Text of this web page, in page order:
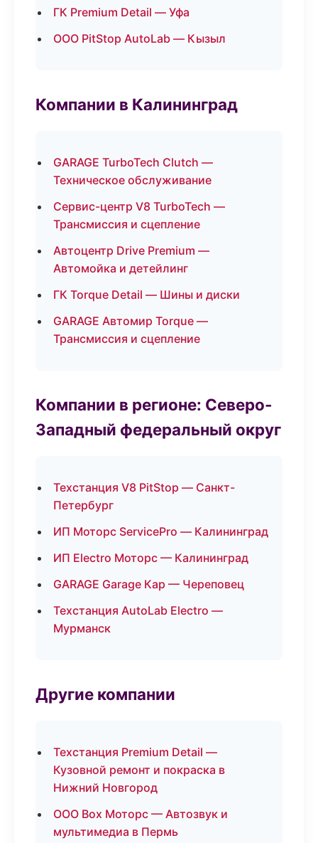
ГК Premium Detail — Уфа
ООО PitStop AutoLab — Кызыл
Компании в Калининград
GARAGE TurboTech Clutch —
Техническое обслуживание
Сервис-центр V8 TurboTech —
Трансмиссия и сцепление
Автоцентр Drive Premium —
Автомойка и детейлинг
ГК Torque Detail — Шины и диски
GARAGE Автомир Torque —
Трансмиссия и сцепление
Компании в регионе: Северо-
Западный федеральный округ
Техстанция V8 PitStop — Санкт-
Петербург
ИП Моторс ServicePro — Калининград
ИП Electro Моторс — Калининград
GARAGE Garage Кар — Череповец
Техстанция AutoLab Electro —
Мурманск
Другие компании
Техстанция Premium Detail —
Кузовной ремонт и покраска в
Нижний Новгород
ООО Box Моторс — Автозвук и
мультимедиа в Пермь